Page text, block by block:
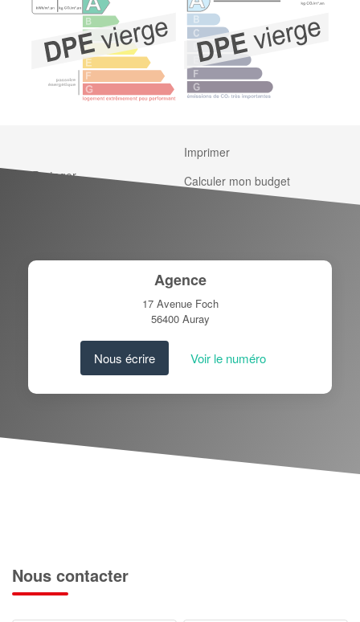
Imprimer
Partager
Calculer mon budget
Agence
17 Avenue Foch
56400 Auray
Nous écrire Voir le numéro
Nous contacter